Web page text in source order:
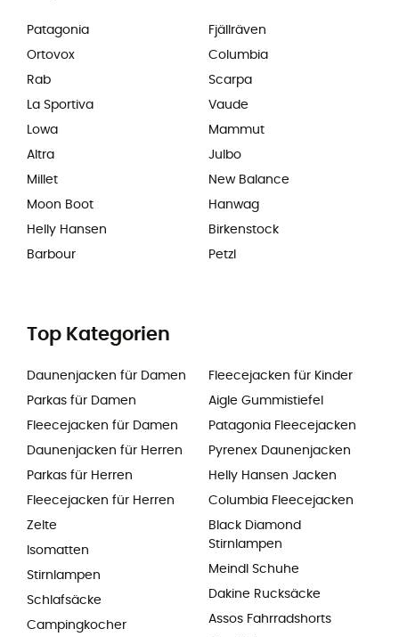
Patagonia
Ortovox
Rab
La Sportiva
Lowa
Altra
Millet
Moon Boot
Helly Hansen
Barbour
Fjällräven
Columbia
Scarpa
Vaude
Mammut
Julbo
New Balance
Hanwag
Birkenstock
Petzl
Top Kategorien
Daunenjacken für Damen
Parkas für Damen
Fleecejacken für Damen
Daunenjacken für Herren
Parkas für Herren
Fleecejacken für Herren
Zelte
Isomatten
Stirnlampen
Schlafsäcke
Campingkocher
Fleecejacken für Kinder
Aigle Gummistiefel
Patagonia Fleecejacken
Pyrenex Daunenjacken
Helly Hansen Jacken
Columbia Fleecejacken
Black Diamond
Stirnlampen
Meindl Schuhe
Dakine Rucksäcke
Assos Fahrradshorts